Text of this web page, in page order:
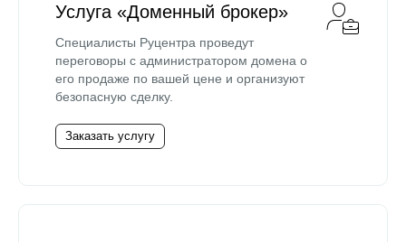
Услуга «Доменный брокер»
Специалисты Руцентра проведут
переговоры с администратором домена о
его продаже по вашей цене и организуют
безопасную сделку.
Заказать услугу